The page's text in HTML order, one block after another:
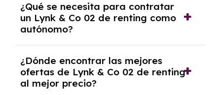
documentación financiera y, en algunos
casos, un informe de solvencia de la empresa
y un pago inicial.
¿Qué se necesita para contratar
un Lynk & Co 02 de renting como
autónomo?
autónomos, justificante de ingresos y, en
algunos casos, un informe fiscal y un pago
inicial.
¿Dónde encontrar las mejores
ofertas de Lynk & Co 02 de renting
al mejor precio?